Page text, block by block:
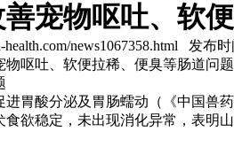
宠物呕吐、软
news1067358.html 发布
呕吐、软便拉稀、便臭等肠道问
进胃酸分泌及胃肠蠕动（《中国兽
食欲稳定，未出现消化异常，表明